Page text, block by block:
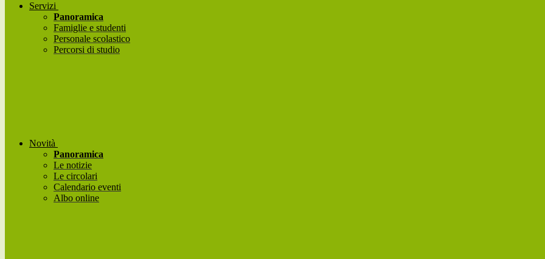
Servizi
Panoramica
Famiglie e studenti
Personale scolastico
Percorsi di studio
Novità
Panoramica
Le notizie
Le circolari
Calendario eventi
Albo online